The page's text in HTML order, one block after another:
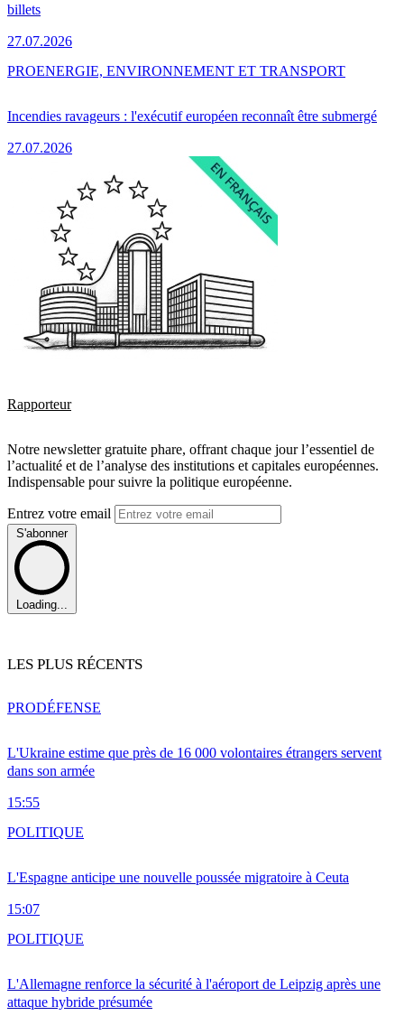
billets
27.07.2026
Incendies ravageurs : l'exécutif européen reconnaît être submergé
27.07.2026
PROENERGIE, ENVIRONNEMENT ET TRANSPORT
Rapporteur
Notre newsletter gratuite phare, offrant chaque jour l’essentiel de
l’actualité et de l’analyse des institutions et capitales européennes.
Indispensable pour suivre la politique européenne.
Entrez votre email
S'abonner
Loading...
LES PLUS RÉCENTS
L'Ukraine estime que près de 16 000 volontaires étrangers servent
dans son armée
15:55
PRODÉFENSE
L'Espagne anticipe une nouvelle poussée migratoire à Ceuta
15:07
POLITIQUE
L'Allemagne renforce la sécurité à l'aéroport de Leipzig après une
attaque hybride présumée
POLITIQUE